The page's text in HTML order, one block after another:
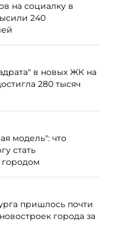
на социалку в
240
в новых ЖК на
280 тысяч
модель": что
стать
пришлось почти
города за